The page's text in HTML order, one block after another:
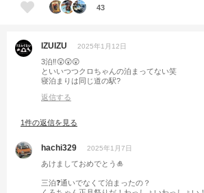
43
IZUIZU 2025年1月12日
3泊‼️😲😲😲
といいつつクロちゃんの泊まってない笑
寝泊まりは同じ道の駅?
返信する
1件の返信を見る
hachi329 2025年1月7日
あけましておめでとう🎍
三泊❓通いでなくて泊まったの？